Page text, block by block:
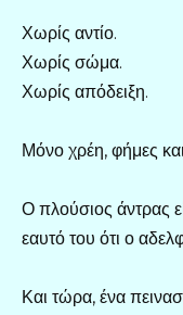
Χωρίς αντίο.
Χωρίς σώμα.
Χωρίς απόδειξη.
Μόνο χρέη, φήμες
Ο πλούσιος άντρας
εαυτό του ότι ο
Και τώρα, ένα